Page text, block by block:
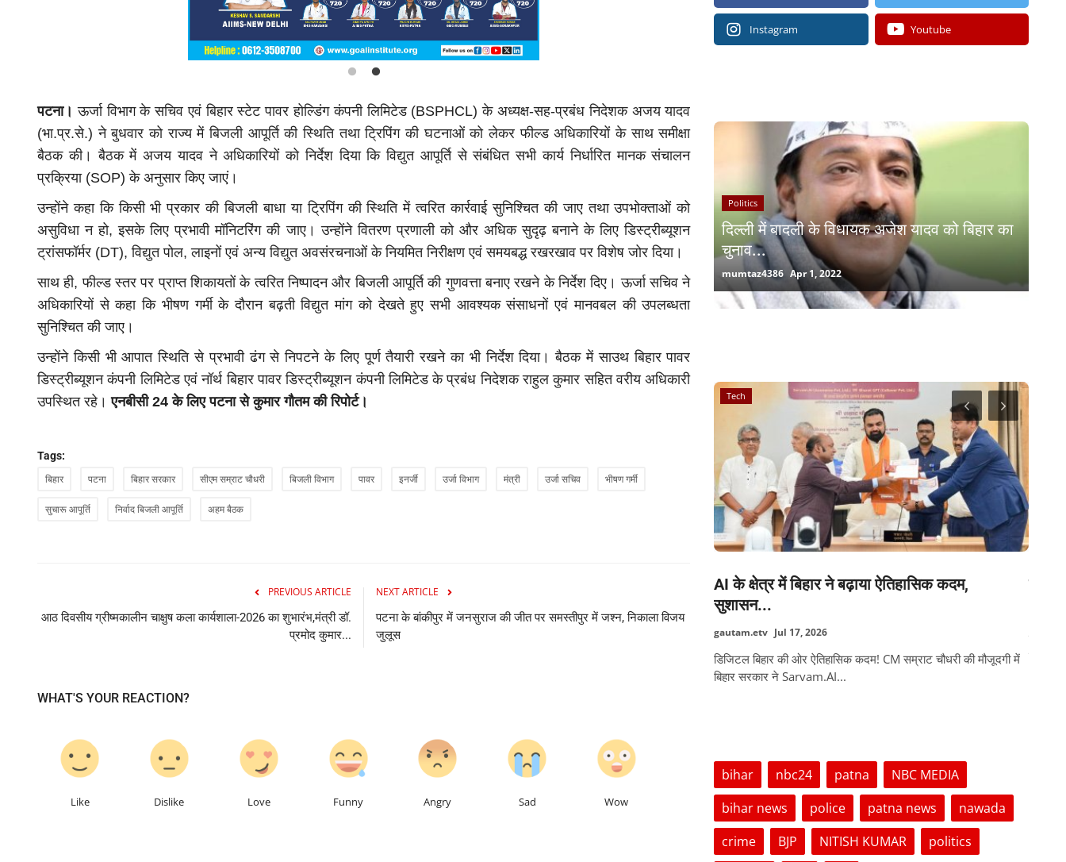
पटना। ऊर्जा विभाग के सचिव एवं बिहार स्टेट पावर होल्डिंग कंपनी लिमिटेड (BSPHCL) के अध्यक्ष-सह-प्रबंध निदेशक अजय यादव
(भा.प्र.से.) ने बुधवार को राज्य में बिजली आपूर्ति की स्थिति तथा ट्रिपिंग की घटनाओं को लेकर फील्ड अधिकारियों के साथ समीक्षा
बैठक की। बैठक में अजय यादव ने अधिकारियों को निर्देश दिया कि विद्युत आपूर्ति से संबंधित सभी कार्य निर्धारित मानक संचालन
प्रक्रिया (SOP) के अनुसार किए जाएं।
उन्होंने कहा कि किसी भी प्रकार की बिजली बाधा या ट्रिपिंग की स्थिति में त्वरित कार्रवाई सुनिश्चित की जाए तथा उपभोक्ताओं को
असुविधा न हो, इसके लिए प्रभावी मॉनिटरिंग की जाए। उन्होंने वितरण प्रणाली को और अधिक सुदृढ़ बनाने के लिए डिस्ट्रीब्यूशन
ट्रांसफॉर्मर (DT), विद्युत पोल, लाइनों एवं अन्य विद्युत अवसंरचनाओं के नियमित निरीक्षण एवं समयबद्ध रखरखाव पर विशेष जोर दिया।
साथ ही, फील्ड स्तर पर प्राप्त शिकायतों के त्वरित निष्पादन और बिजली आपूर्ति की गुणवत्ता बनाए रखने के निर्देश दिए। ऊर्जा सचिव ने
अधिकारियों से कहा कि भीषण गर्मी के दौरान बढ़ती विद्युत मांग को देखते हुए सभी आवश्यक संसाधनों एवं मानवबल की उपलब्धता
सुनिश्चित की जाए।
उन्होंने किसी भी आपात स्थिति से प्रभावी ढंग से निपटने के लिए पूर्ण तैयारी रखने का भी निर्देश दिया। बैठक में साउथ बिहार पावर
डिस्ट्रीब्यूशन कंपनी लिमिटेड एवं नॉर्थ बिहार पावर डिस्ट्रीब्यूशन कंपनी लिमिटेड के प्रबंध निदेशक राहुल कुमार सहित वरीय अधिकारी
उपस्थित रहे।एनबीसी 24 के लिए पटना से कुमार गौतम की रिपोर्ट।
Tags:
बिहार पटना बिहार सरकार सीएम सम्राट चौधरी बिजली विभाग पावर इनर्जी उर्जा विभाग मंत्री उर्जा सचिव भीषण गर्मी
सुचारू आपूर्ति निर्वाद बिजली आपूर्ति अहम बैठक
PREVIOUS ARTICLE
आठ दिवसीय ग्रीष्मकालीन चाक्षुष कला कार्यशाला-2026 का शुभारंभ,मंत्री डॉ.
प्रमोद कुमार...
NEXT ARTICLE
पटना के बांकीपुर में जनसुराज की जीत पर समस्तीपुर में जश्न, निकाला विजय
जुलूस
WHAT'S YOUR REACTION?
Like Dislike Love Funny Angry Sad Wow
Instagram Youtube
Politics
दिल्ली में बादली के विधायक अजेश यादव को बिहार का
चुनाव...
mumtaz4386 Apr 1, 2022
Crime
छात्रों पर दर्ज मुकदमे वापस ले सरकार, गिरफ्तार छात्रों...
gautam.etv Jul 29, 2026
पूर्वी चंपारण जिला कांग्रेस कमेटी ने छात्र आंदोलन के दौरान दर्ज मुकदमों और
भारत में जल्द चलेंगे 'प्लास्टिक नोट'! RBI ने शुरू की
gautam.etv
Tech
AI के क्षेत्र में बिहार ने बढ़ाया ऐतिहासिक कदम,
सुशासन...
gautam.etv Jul 17, 2026
डिजिटल बिहार की ओर ऐतिहासिक कदम! CM सम्राट चौधरी की मौजूदगी में
बिहार सरकार ने Sarvam.AI...
bihar nbc24 patna
NBC MEDIA
bihar news
police patna news
nawada
crime
BJP NITISH KUMAR
politics